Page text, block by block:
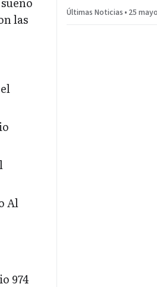
las
Al
974
OCTAVOS DE FINAL
Últimas Noticias • 25